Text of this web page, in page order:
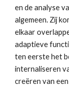
en de analyse
algemeen. Zij
elkaar
adaptieve
ten eerste het
internaliseren
creëren van